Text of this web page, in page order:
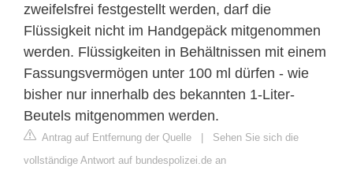
zweifelsfrei festgestellt werden, darf die
Flüssigkeit nicht im Handgepäck mitgenommen
werden. Flüssigkeiten in Behältnissen mit einem
Fassungsvermögen unter 100 ml dürfen - wie
bisher nur innerhalb des bekannten 1-Liter-
Beutels mitgenommen werden.
Antrag auf Entfernung der Quelle | Sehen Sie sich die
vollständige Antwort auf bundespolizei.de an